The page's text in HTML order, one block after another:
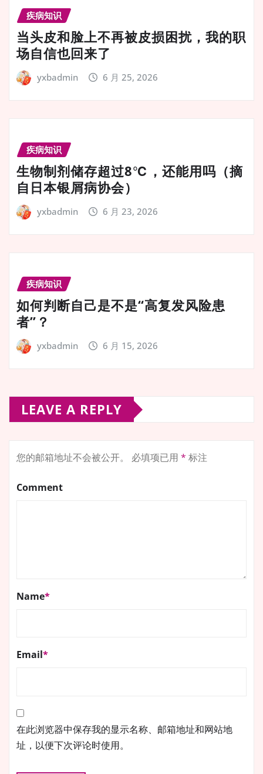
疾病知识
当头皮和脸上不再被皮损困扰，我的职
场自信也回来了
yxbadmin 6 月 25, 2026
疾病知识
生物制剂储存超过8℃，还能用吗（摘
自日本银屑病协会）
yxbadmin 6 月 23, 2026
疾病知识
如何判断自己是不是“高复发风险患
者”？
yxbadmin 6 月 15, 2026
LEAVE A REPLY
您的邮箱地址不会被公开。 必填项已用 * 标注
Comment
Name*
Email*
在此浏览器中保存我的显示名称、邮箱地址和网站地
址，以便下次评论时使用。